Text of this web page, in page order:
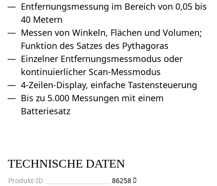
Entfernungsmessung im Bereich von 0,05 bis
40 Metern
Messen von Winkeln, Flächen und Volumen;
Funktion des Satzes des Pythagoras
Einzelner Entfernungsmessmodus oder
kontinuierlicher Scan-Messmodus
4-Zeilen-Display, einfache Tastensteuerung
Bis zu 5.000 Messungen mit einem
Batteriesatz
TECHNISCHE DATEN
Produkt-ID
86258